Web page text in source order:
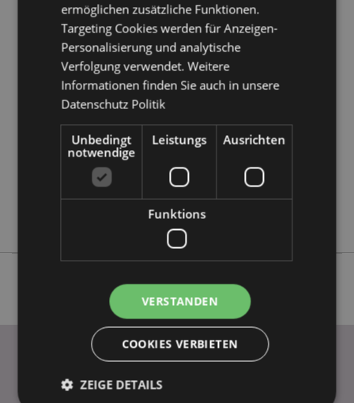
Produktattribute
Information
Höhe 20cm Breite 10cm Tiefe 4.5cm
5056848200770
216
Keine
WICHTIGE INFORMATION
ermöglichen zusätzliche Funktionen.
Targeting Cookies werden für Anzeigen-
Personalisierung und analytische
Verfolgung verwendet. Weitere
Informationen finden Sie auch in unsere
Datenschutz Politik
Unbedingt
notwendige
Leistungs Ausrichten
Funktions
VERSTANDEN
COOKIES VERBIETEN
ZEIGE DETAILS